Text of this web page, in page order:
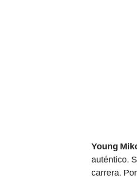
Young
auténtico.
carrera.